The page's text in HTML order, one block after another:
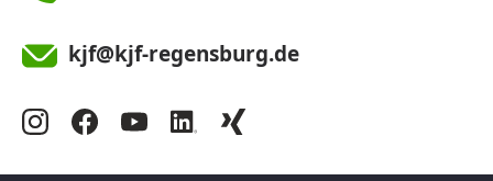
kjf@kjf-regensburg.de